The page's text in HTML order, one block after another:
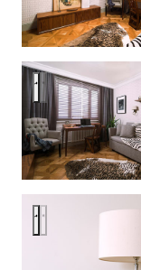
Квартира в
Квартира в